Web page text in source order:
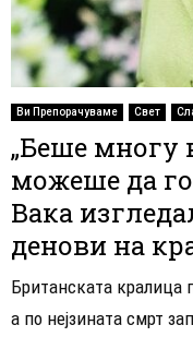
Ви Препорачуваме Свет
„Беше многу
можеше да
Вака
денови на
Британската кралица
а по нејзината смрт